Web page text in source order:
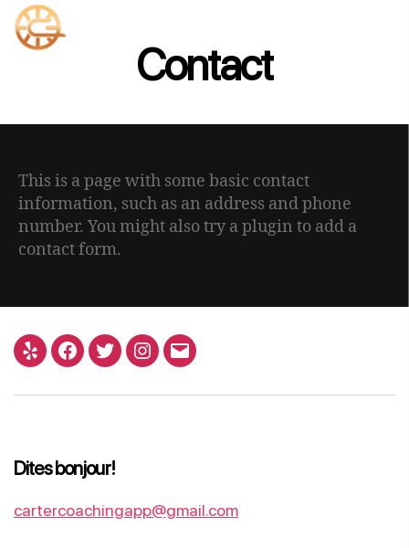
Contact
This is a page with some basic contact
information, such as an address and phone
number. You might also try a plugin to add a
contact form.
Dites bonjour!
cartercoachingapp@gmail.com